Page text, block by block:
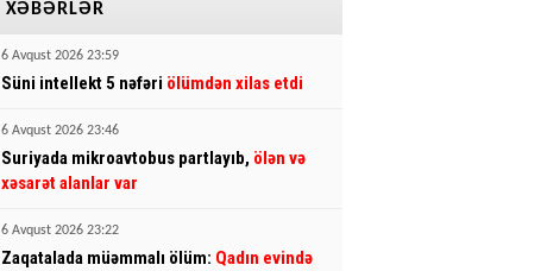
XƏBƏRLƏR
6 Avqust 2026 23:59
Süni intellekt 5 nəfəri ölümdən xilas etdi
6 Avqust 2026 23:46
Suriyada mikroavtobus partlayıb, ölən və
xəsarət alanlar var
6 Avqust 2026 23:22
Zaqatalada müəmmalı ölüm: Qadın evində